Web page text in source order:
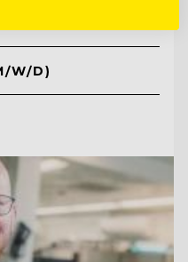
W/D)